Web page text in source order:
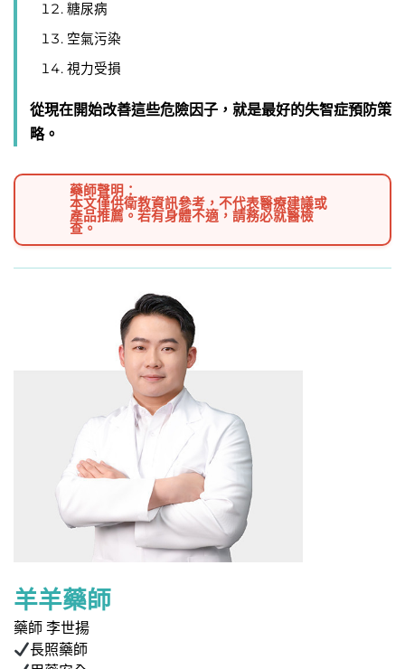
糖尿病
空氣污染
視力受損
從現在開始改善這些危險因子，就是最好的失智症預防策
略。
藥師聲明：
本文僅供衛教資訊參考，不代表醫療建議或
產品推薦。若有身體不適，請務必就醫檢
查。
羊羊藥師
藥師 李世揚
長照藥師